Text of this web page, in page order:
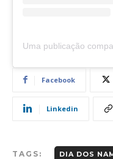
Facebook
Linkedin
TAGS: DIA DOS